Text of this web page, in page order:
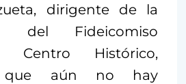
dirigente de la
del Fideicomiso
Centro Histórico,
que aún no hay